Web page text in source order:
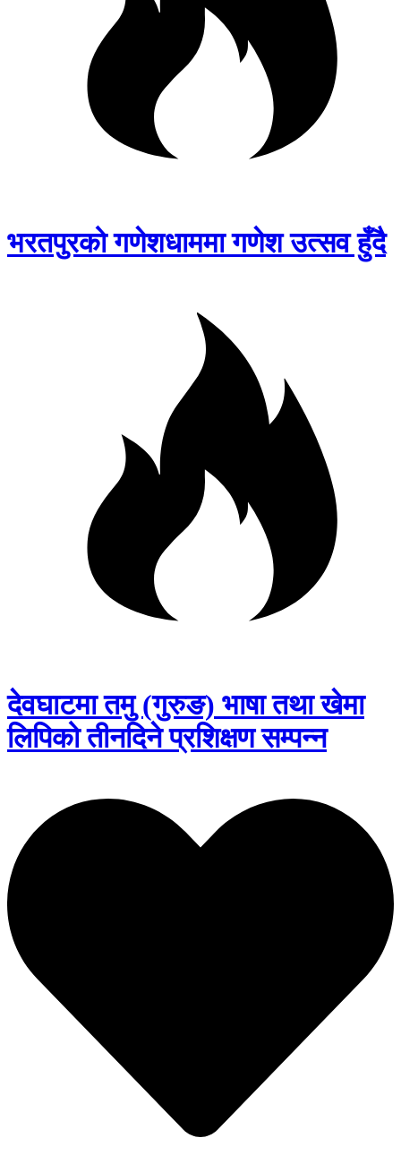
भरतपुरको गणेशधाममा गणेश उत्सव हुँदै
देवघाटमा तमु (गुरुङ) भाषा तथा खेमा
लिपिको तीनदिने प्रशिक्षण सम्पन्न